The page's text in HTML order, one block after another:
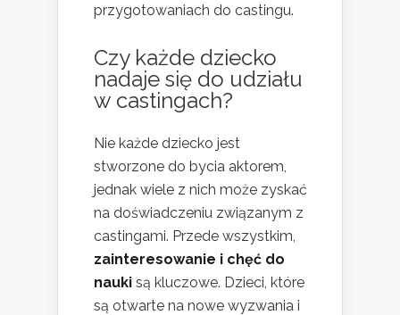
przygotowaniach do castingu.
Czy każde dziecko
nadaje się do udziału
w castingach?
Nie każde dziecko jest
stworzone do bycia aktorem,
jednak wiele z nich może zyskać
na doświadczeniu związanym z
castingami. Przede wszystkim,
zainteresowanie i chęć do
nauki są kluczowe. Dzieci, które
są otwarte na nowe wyzwania i